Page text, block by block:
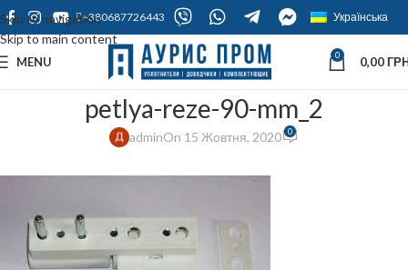
Skip to navigation
Skip to main content
+380687726443 Українська
MENU 0 0,00
petlya-reze-90-mm_2
adminOn 15 Жовтня, 2020 0